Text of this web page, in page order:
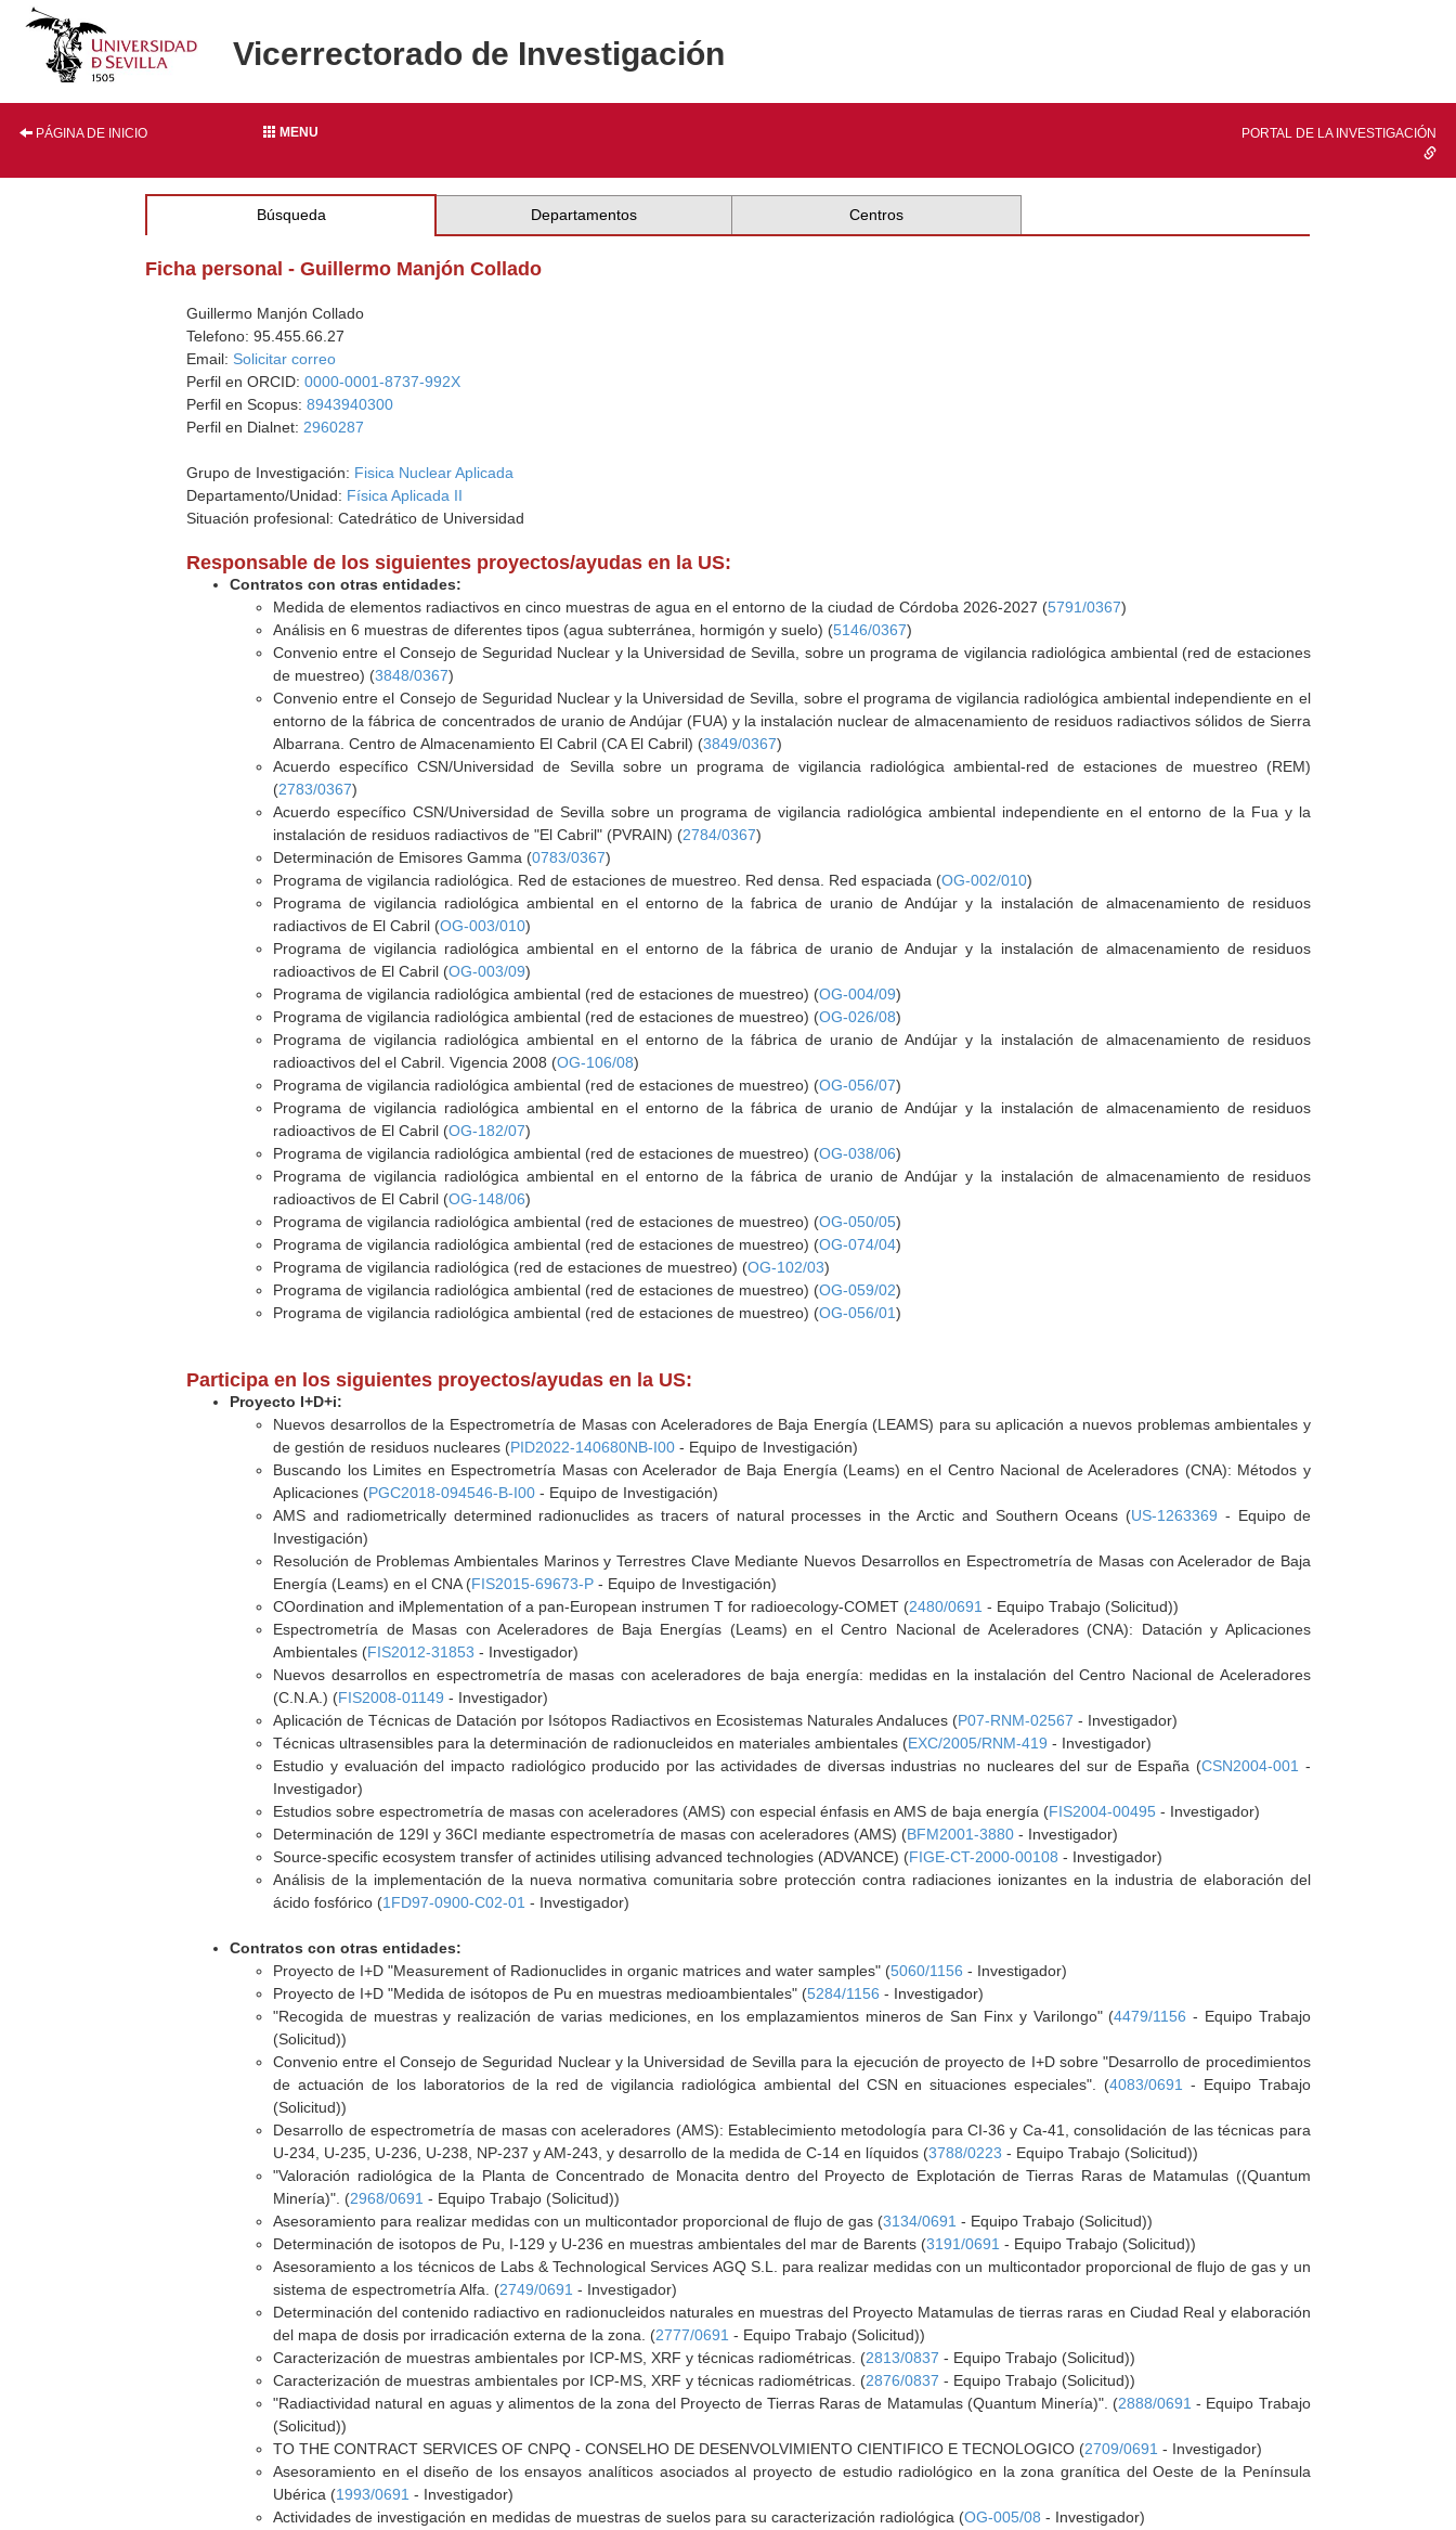
Vicerrectorado de Investigación
PÁGINA DE INICIO MENU PORTAL DE LA INVESTIGACIÓN
Búsqueda Departamentos Centros
Ficha personal - Guillermo Manjón Collado
Guillermo Manjón Collado
Telefono: 95.455.66.27
Email: Solicitar correo
Perfil en ORCID:0000-0001-8737-992X
Perfil en Scopus:8943940300
Perfil en Dialnet: 2960287
Grupo de Investigación: Fisica Nuclear Aplicada
Departamento/Unidad: Física Aplicada II
Situación profesional: Catedrático de Universidad
Responsable de los siguientes proyectos/ayudas en la US:
Contratos con otras entidades:
Medida de elementos radiactivos en cinco muestras de agua en el entorno de la ciudad de Córdoba 2026-2027 (5791/0367)
Análisis en 6 muestras de diferentes tipos (agua subterránea, hormigón y suelo) (5146/0367)
Convenio entre el Consejo de Seguridad Nuclear y la Universidad de Sevilla, sobre un programa de vigilancia radiológica ambiental (red de estaciones
de muestreo) (3848/0367)
Convenio entre el Consejo de Seguridad Nuclear y la Universidad de Sevilla, sobre el programa de vigilancia radiológica ambiental independiente en el
entorno de la fábrica de concentrados de uranio de Andújar (FUA) y la instalación nuclear de almacenamiento de residuos radiactivos sólidos de Sierra
Albarrana. Centro de Almacenamiento El Cabril (CA El Cabril) (3849/0367)
Acuerdo específico CSN/Universidad de Sevilla sobre un programa de vigilancia radiológica ambiental-red de estaciones de muestreo (REM)
(2783/0367)
Acuerdo específico CSN/Universidad de Sevilla sobre un programa de vigilancia radiológica ambiental independiente en el entorno de la Fua y la
instalación de residuos radiactivos de "El Cabril" (PVRAIN) (2784/0367)
Determinación de Emisores Gamma (0783/0367)
Programa de vigilancia radiológica. Red de estaciones de muestreo. Red densa. Red espaciada (OG-002/010)
Programa de vigilancia radiológica ambiental en el entorno de la fabrica de uranio de Andújar y la instalación de almacenamiento de residuos
radiactivos de El Cabril (OG-003/010)
Programa de vigilancia radiológica ambiental en el entorno de la fábrica de uranio de Andujar y la instalación de almacenamiento de residuos
radioactivos de El Cabril (OG-003/09)
Programa de vigilancia radiológica ambiental (red de estaciones de muestreo) (OG-004/09)
Programa de vigilancia radiológica ambiental (red de estaciones de muestreo) (OG-026/08)
Programa de vigilancia radiológica ambiental en el entorno de la fábrica de uranio de Andújar y la instalación de almacenamiento de residuos
radioactivos del el Cabril. Vigencia 2008 (OG-106/08)
Programa de vigilancia radiológica ambiental (red de estaciones de muestreo) (OG-056/07)
Programa de vigilancia radiológica ambiental en el entorno de la fábrica de uranio de Andújar y la instalación de almacenamiento de residuos
radioactivos de El Cabril (OG-182/07)
Programa de vigilancia radiológica ambiental (red de estaciones de muestreo) (OG-038/06)
Programa de vigilancia radiológica ambiental en el entorno de la fábrica de uranio de Andújar y la instalación de almacenamiento de residuos
radioactivos de El Cabril (OG-148/06)
Programa de vigilancia radiológica ambiental (red de estaciones de muestreo) (OG-050/05)
Programa de vigilancia radiológica ambiental (red de estaciones de muestreo) (OG-074/04)
Programa de vigilancia radiológica (red de estaciones de muestreo) (OG-102/03)
Programa de vigilancia radiológica ambiental (red de estaciones de muestreo) (OG-059/02)
Programa de vigilancia radiológica ambiental (red de estaciones de muestreo) (OG-056/01)
Participa en los siguientes proyectos/ayudas en la US:
Proyecto I+D+i:
Nuevos desarrollos de la Espectrometría de Masas con Aceleradores de Baja Energía (LEAMS) para su aplicación a nuevos problemas ambientales y
de gestión de residuos nucleares (PID2022-140680NB-I00 - Equipo de Investigación)
Buscando los Limites en Espectrometría Masas con Acelerador de Baja Energía (Leams) en el Centro Nacional de Aceleradores (CNA): Métodos y
Aplicaciones (PGC2018-094546-B-I00 - Equipo de Investigación)
AMS and radiometrically determined radionuclides as tracers of natural processes in the Arctic and Southern Oceans (US-1263369 - Equipo de
Investigación)
Resolución de Problemas Ambientales Marinos y Terrestres Clave Mediante Nuevos Desarrollos en Espectrometría de Masas con Acelerador de Baja
Energía (Leams) en el CNA (FIS2015-69673-P - Equipo de Investigación)
COordination and iMplementation of a pan-European instrumen T for radioecology-COMET (2480/0691 - Equipo Trabajo (Solicitud))
Espectrometría de Masas con Aceleradores de Baja Energías (Leams) en el Centro Nacional de Aceleradores (CNA): Datación y Aplicaciones
Ambientales (FIS2012-31853 - Investigador)
Nuevos desarrollos en espectrometría de masas con aceleradores de baja energía: medidas en la instalación del Centro Nacional de Aceleradores
(C.N.A.) (FIS2008-01149 - Investigador)
Aplicación de Técnicas de Datación por Isótopos Radiactivos en Ecosistemas Naturales Andaluces (P07-RNM-02567 - Investigador)
Técnicas ultrasensibles para la determinación de radionucleidos en materiales ambientales (EXC/2005/RNM-419 - Investigador)
Estudio y evaluación del impacto radiológico producido por las actividades de diversas industrias no nucleares del sur de España (CSN2004-001 -
Investigador)
Estudios sobre espectrometría de masas con aceleradores (AMS) con especial énfasis en AMS de baja energía (FIS2004-00495 - Investigador)
Determinación de 129I y 36CI mediante espectrometría de masas con aceleradores (AMS) (BFM2001-3880 - Investigador)
Source-specific ecosystem transfer of actinides utilising advanced technologies (ADVANCE) (FIGE-CT-2000-00108 - Investigador)
Análisis de la implementación de la nueva normativa comunitaria sobre protección contra radiaciones ionizantes en la industria de elaboración del
ácido fosfórico (1FD97-0900-C02-01 - Investigador)
Contratos con otras entidades:
Proyecto de I+D "Measurement of Radionuclides in organic matrices and water samples" (5060/1156 - Investigador)
Proyecto de I+D "Medida de isótopos de Pu en muestras medioambientales" (5284/1156 - Investigador)
"Recogida de muestras y realización de varias mediciones, en los emplazamientos mineros de San Finx y Varilongo" (4479/1156 - Equipo Trabajo
(Solicitud))
Convenio entre el Consejo de Seguridad Nuclear y la Universidad de Sevilla para la ejecución de proyecto de I+D sobre "Desarrollo de procedimientos
de actuación de los laboratorios de la red de vigilancia radiológica ambiental del CSN en situaciones especiales". (4083/0691
- Equipo Trabajo
(Solicitud))
Desarrollo de espectrometría de masas con aceleradores (AMS): Establecimiento metodología para CI-36 y Ca-41, consolidación de las técnicas para
U-234, U-235, U-236, U-238, NP-237 y AM-243, y desarrollo de la medida de C-14 en líquidos (3788/0223 - Equipo Trabajo (Solicitud))
"Valoración radiológica de la Planta de Concentrado de Monacita dentro del Proyecto de Explotación de Tierras Raras de Matamulas ((Quantum
Minería)". (2968/0691 - Equipo Trabajo (Solicitud))
Asesoramiento para realizar medidas con un multicontador proporcional de flujo de gas (3134/0691 - Equipo Trabajo (Solicitud))
Determinación de isotopos de Pu, I-129 y U-236 en muestras ambientales del mar de Barents (3191/0691 - Equipo Trabajo (Solicitud))
Asesoramiento a los técnicos de Labs & Technological Services AGQ S.L. para realizar medidas con un multicontador proporcional de flujo de gas y un
sistema de espectrometría Alfa. (2749/0691 - Investigador)
Determinación del contenido radiactivo en radionucleidos naturales en muestras del Proyecto Matamulas de tierras raras en Ciudad Real y elaboración
del mapa de dosis por irradicación externa de la zona. (2777/0691 - Equipo Trabajo (Solicitud))
Caracterización de muestras ambientales por ICP-MS, XRF y técnicas radiométricas. (2813/0837 - Equipo Trabajo (Solicitud))
Caracterización de muestras ambientales por ICP-MS, XRF y técnicas radiométricas. (2876/0837 - Equipo Trabajo (Solicitud))
"Radiactividad natural en aguas y alimentos de la zona del Proyecto de Tierras Raras de Matamulas (Quantum Minería)". (2888/0691 - Equipo Trabajo
(Solicitud))
TO THE CONTRACT SERVICES OF CNPQ - CONSELHO DE DESENVOLVIMIENTO CIENTIFICO E TECNOLOGICO (2709/0691 - Investigador)
Asesoramiento en el diseño de los ensayos analíticos asociados al proyecto de estudio radiológico en la zona granítica del Oeste de la Península
Ubérica (1993/0691 - Investigador)
Actividades de investigación en medidas de muestras de suelos para su caracterización radiológica (OG-005/08 - Investigador)